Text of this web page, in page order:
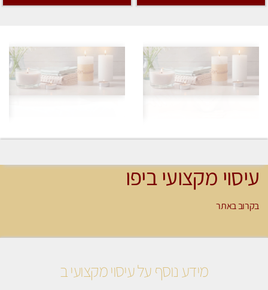
עיסוי מקצועי ביפו
בקרוב באתר
מידע נוסף על עיסוי מקצועי ב